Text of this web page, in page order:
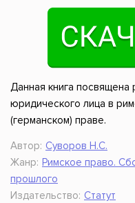
Данная книга посвящена
юридического лица в
(германском) праве.
Автор: Суворов Н.С.
Жанр: Римское право.
прошлого
Издательство: Статут